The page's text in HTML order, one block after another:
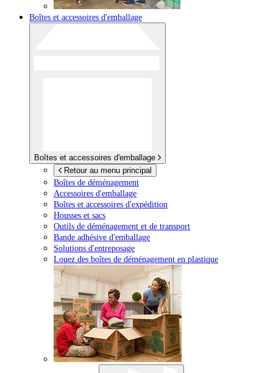
Boîtes et accessoires d'emballage
Boîtes et accessoires d'emballage
Retour au menu principal
Boîtes de déménagement
Accessoires d'emballage
Boîtes et accessoires d'expédition
Housses et sacs
Outils de déménagement et de transport
Bande adhésive d'emballage
Solutions d'entreposage
Louez des boîtes de déménagement en plastique